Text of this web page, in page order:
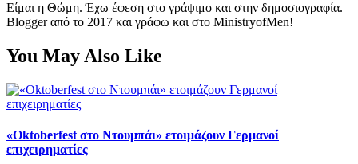
Είμαι η Θώμη. Έχω έφεση στο γράψιμο και στην δημοσιογραφία.
Blogger από το 2017 και γράφω και στο MinistryofMen!
You May Also Like
«Oktoberfest στο Ντουμπάι» ετοιμάζουν Γερμανοί
επιχειρηματίες